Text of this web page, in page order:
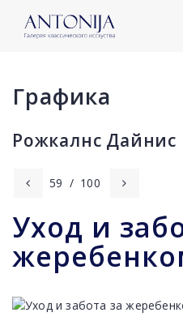
Графика
Рожкалнс Дайниc
59 / 100
Уход и